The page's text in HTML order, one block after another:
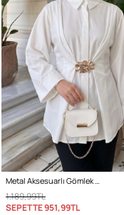
Metal Aksesuarlı Gömlek Y0142 - EKRU
1.189,99TL
SEPETTE951,99TL